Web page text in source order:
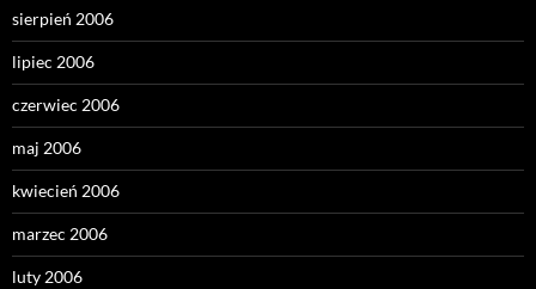
sierpień 2006
lipiec 2006
czerwiec 2006
maj 2006
kwiecień 2006
marzec 2006
luty 2006